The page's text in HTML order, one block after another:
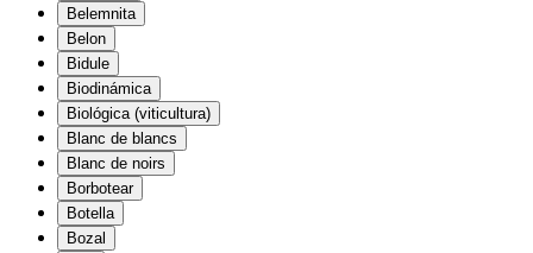
Belemnita
Belon
Bidule
Biodinámica
Biológica (viticultura)
Blanc de blancs
Blanc de noirs
Borbotear
Botella
Bozal